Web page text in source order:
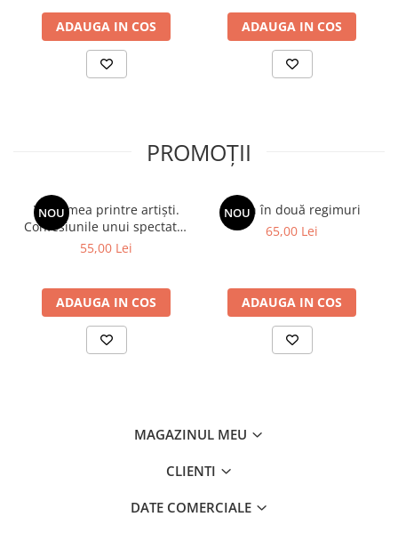
ADAUGA IN COS ADAUGA IN COS
PROMOȚII
NOU
Viața mea printre artiști.
Confesiunile unui spectator
fidel
55,00 Lei
ADAUGA IN COS
NOU
Spion în două regimuri
65,00 Lei
ADAUGA IN COS
MAGAZINUL MEU
CLIENTI
DATE COMERCIALE